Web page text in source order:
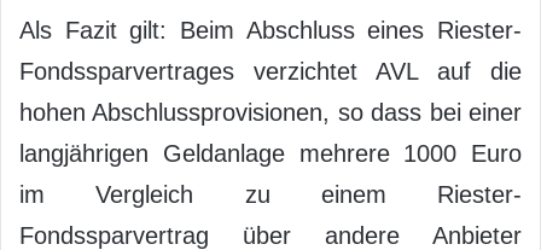
Als Fazit gilt: Beim Abschluss eines Riester-
Fondssparvertrages verzichtet AVL auf die
hohen Abschlussprovisionen, so dass bei einer
langjährigen Geldanlage mehrere 1000 Euro
im Vergleich zu einem Riester-
Fondssparvertrag über andere Anbieter